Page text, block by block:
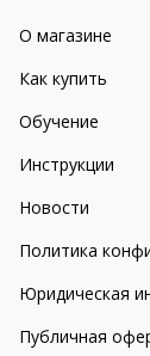
О магазине
Как купить
Обучение
Инструкции
Новости
Политика
Юридическая
Публичная